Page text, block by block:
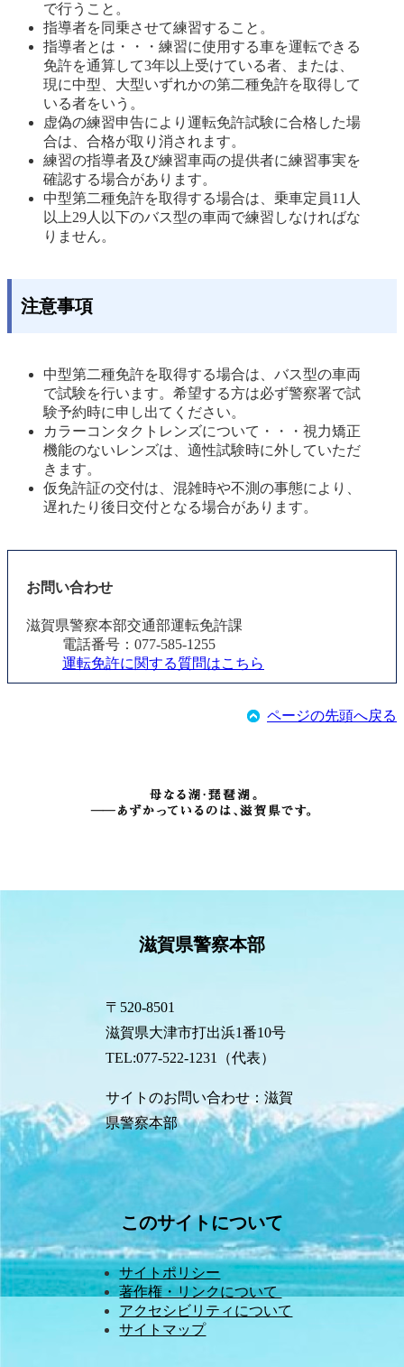
で行うこと。
指導者を同乗させて練習すること。
指導者とは・・・練習に使用する車を運転できる
免許を通算して3年以上受けている者、または、
現に中型、大型いずれかの第二種免許を取得して
いる者をいう。
虚偽の練習申告により運転免許試験に合格した場
合は、合格が取り消されます。
練習の指導者及び練習車両の提供者に練習事実を
確認する場合があります。
中型第二種免許を取得する場合は、乗車定員11人
以上29人以下のバス型の車両で練習しなければな
りません。
注意事項
中型第二種免許を取得する場合は、バス型の車両
で試験を行います。希望する方は必ず警察署で試
験予約時に申し出てください。
カラーコンタクトレンズについて・・・視力矯正
機能のないレンズは、適性試験時に外していただ
きます。
仮免許証の交付は、混雑時や不測の事態により、
遅れたり後日交付となる場合があります。
お問い合わせ
滋賀県警察本部交通部運転免許課
電話番号：077-585-1255
運転免許に関する質問はこちら
ページの先頭へ戻る
滋賀県警察本部
〒520-8501
滋賀県大津市打出浜1番10号
TEL:077-522-1231（代表）
サイトのお問い合わせ：滋賀
県警察本部
このサイトについて
サイトポリシー
著作権・リンクについて
アクセシビリティについて
サイトマップ